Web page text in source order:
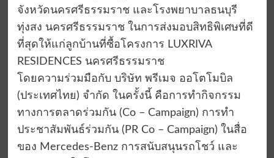
จังหวัดนครศรีธรรมราช และโรงพยาบาลธนบุรี
ทุ่งสง นครศรีธรรมราช ในการส่งมอบสิทธิพิเศษที่ดี
ที่สุดให้แก่ลูกบ้านที่ซื้อโครงการ LUXRIVA
RESIDENCES นครศรีธรรมราช
โดยความร่วมมือกับ บริษัท พรีเมจ ออโตโมบิล
(ประเทศไทย) จำกัด ในครั้งนี้ คือการทำกิจกรรม
ทางการตลาดร่วมกัน (Co – Campaign) การทำ
ประชาสัมพันธ์ร่วมกัน (PR Co – Campaign) ในสื่อ
ของ Mercedes-Benz การสนับสนุนรถโชว์ และ